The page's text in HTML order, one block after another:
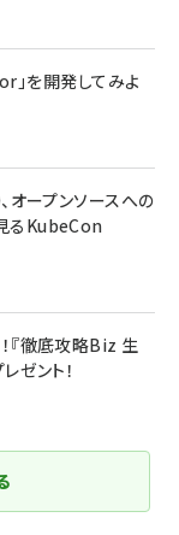
」を開発してみよ
オープンソースへの
るKubeCon
『徹底攻略Biz 生
ゼント！